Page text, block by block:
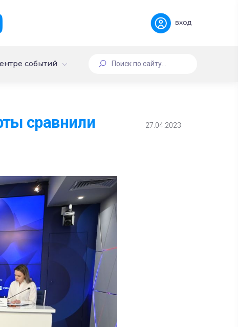
вход
событий
сравнили
27.04.2023